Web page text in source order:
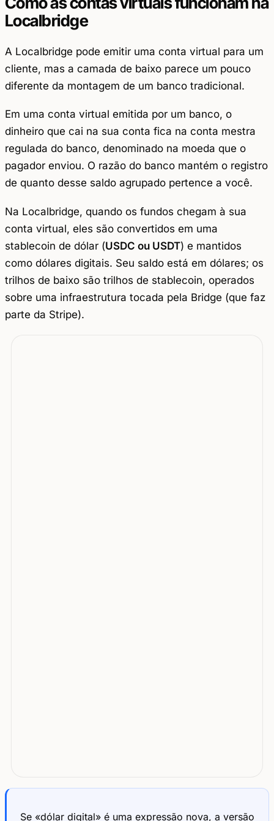
Localbridge
A Localbridge pode emitir uma conta virtual para um
cliente, mas a camada de baixo parece um pouco
diferente da montagem de um banco tradicional.
Em uma conta virtual emitida por um banco, o
dinheiro que cai na sua conta fica na conta mestra
regulada do banco, denominado na moeda que o
pagador enviou. O razão do banco mantém o registro
de quanto desse saldo agrupado pertence a você.
Na Localbridge, quando os fundos chegam à sua
conta virtual, eles são convertidos em uma
stablecoin de dólar (USDC ou USDT) e mantidos
como dólares digitais. Seu saldo está em dólares; os
trilhos de baixo são trilhos de stablecoin, operados
sobre uma infraestrutura tocada pela Bridge (que faz
parte da Stripe).
Se «dólar digital» é uma expressão nova, a versão